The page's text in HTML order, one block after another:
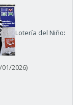
Lotería del Niño:
01/2026)